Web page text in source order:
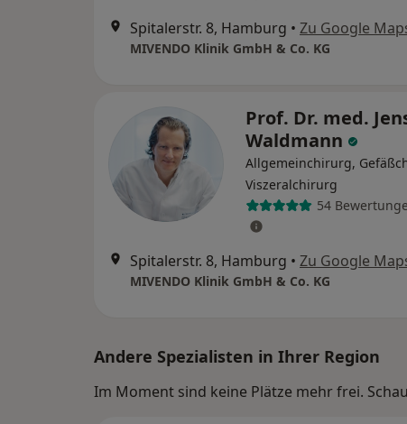
Spitalerstr. 8, Hamburg • Zu Google
MIVENDO Klinik GmbH & Co. KG
Prof. Dr. med.
Waldmann
Allgemeinchirurg,
Viszeralchirurg
54
Spitalerstr. 8, Hamburg • Zu Google
MIVENDO Klinik GmbH & Co. KG
Andere Spezialisten in Ihrer Region
Im Moment sind keine Plätze mehr frei.